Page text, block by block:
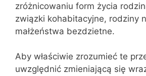
zróżnicowaniu form życia
związki kohabitacyjne, rodziny
małżeństwa bezdzietne.
Aby właściwie zrozumieć te
uwzględnić zmieniającą się